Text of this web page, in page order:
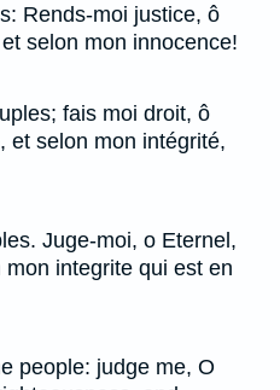
Rends-moi justice, ô
selon mon innocence!
fais moi droit, ô
et selon mon intégrité,
Juge-moi, o Eternel,
integrite qui est en
people: judge me, O